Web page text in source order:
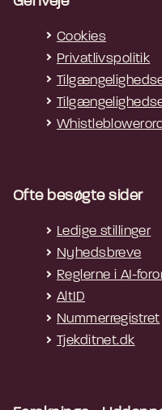
Cookies
Privatlivspolitik
Ofte besøgte sider
Ledige stillinger
Nyhedsbreve
Reglerne i AI-
AltID
Nummerregistret
Tjekditnet.dk